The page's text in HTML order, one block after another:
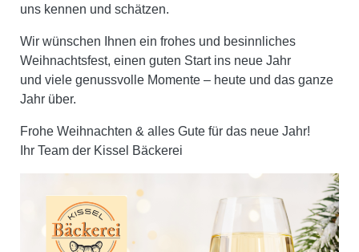
uns kennen und schätzen.
Wir wünschen Ihnen ein frohes und besinnliches
Weihnachtsfest, einen guten Start ins neue Jahr
und viele genussvolle Momente – heute und das ganze
Jahr über.
Frohe Weihnachten & alles Gute für das neue Jahr!
Ihr Team der Kissel Bäckerei